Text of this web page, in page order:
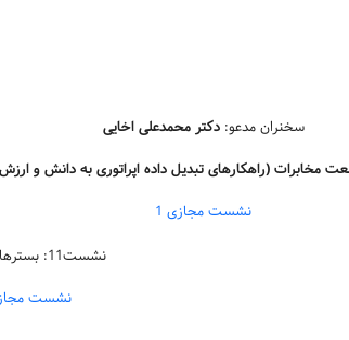
سخنران مدعو:دکتر محمدعلی اخایی
(راهکارهای تبدیل داده اپراتوری به دانش و ارزش
نشست مجازی 1
نشست11: بسترهای رایانشی
نشست